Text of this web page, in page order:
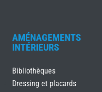
AMÉNAGEMENTS
INTÉRIEURS
Bibliothèques
Dressing et placards